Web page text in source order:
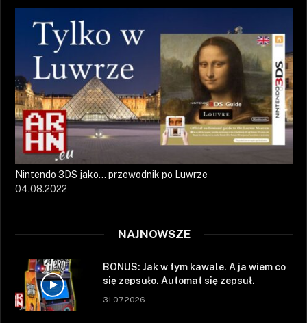
Nintendo 3DS jako… przewodnik po Luwrze
04.08.2022
NAJNOWSZE
BONUS: Jak w tym kawale. A ja wiem co
się zepsuło. Automat się zepsuł.
31.07.2026